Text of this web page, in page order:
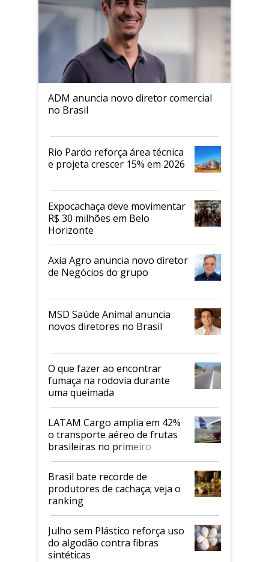
ADM anuncia novo diretor comercial
no Brasil
Rio Pardo reforça área técnica
e projeta crescer 15% em 2026
Expocachaça deve movimentar
R$ 30 milhões em Belo
Horizonte
Axia Agro anuncia novo diretor
de Negócios do grupo
MSD Saúde Animal anuncia
novos diretores no Brasil
O que fazer ao encontrar
fumaça na rodovia durante
uma queimada
LATAM Cargo amplia em 42%
o transporte aéreo de frutas
brasileiras no primeiro
semestre
Brasil bate recorde de
produtores de cachaça; veja o
ranking
Julho sem Plástico reforça uso
do algodão contra fibras
sintéticas